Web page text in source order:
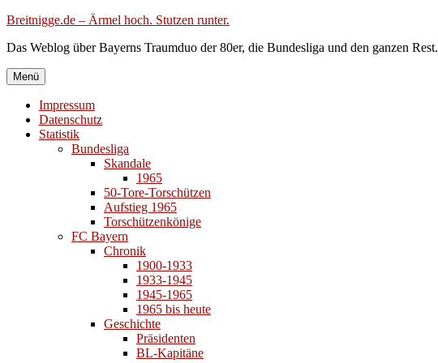
Zum
springen
Breitnigge.de – Ärmel hoch. Stutzen runter.
Das Weblog über Bayerns Traumduo der 80er, die Bundesliga und den ganzen Rest.
Menü
Impressum
Datenschutz
Statistik
Bundesliga
Skandale
1965
50-Tore-Torschützen
Aufstieg 1965
Torschützenkönige
FC Bayern
Chronik
1900-1933
1933-1945
1945-1965
1965 bis heute
Geschichte
Präsidenten
BL-Kapitäne